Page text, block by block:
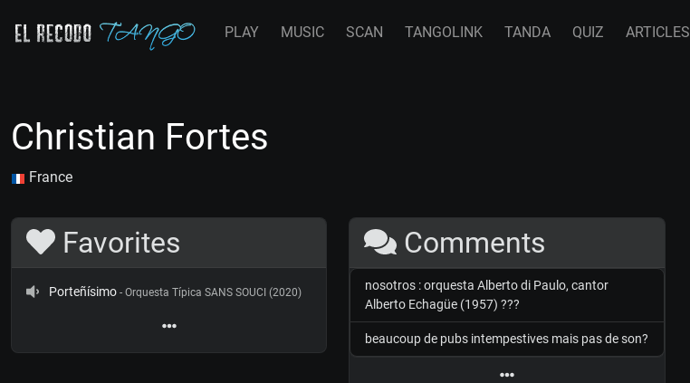
PLAY MUSIC SCAN TANGOLINK TANDA QUIZ ARTICLES
Christian Fortes
France
Favorites
Porteñísimo - Orquesta Típica SANS SOUCI (2020)
Comments
nosotros : orquesta Alberto di Paulo, cantor
Alberto Echagüe (1957) ???
beaucoup de pubs intempestives mais pas de son?